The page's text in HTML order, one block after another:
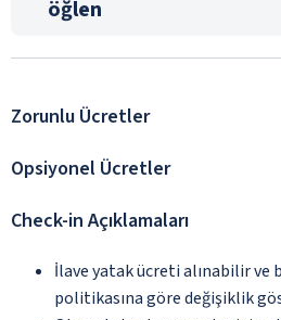
öğlen
Zorunlu Ücretler
Opsiyonel Ücretler
Check-in Açıklamaları
İlave yatak ücreti alınabilir ve
politikasına göre değişiklik